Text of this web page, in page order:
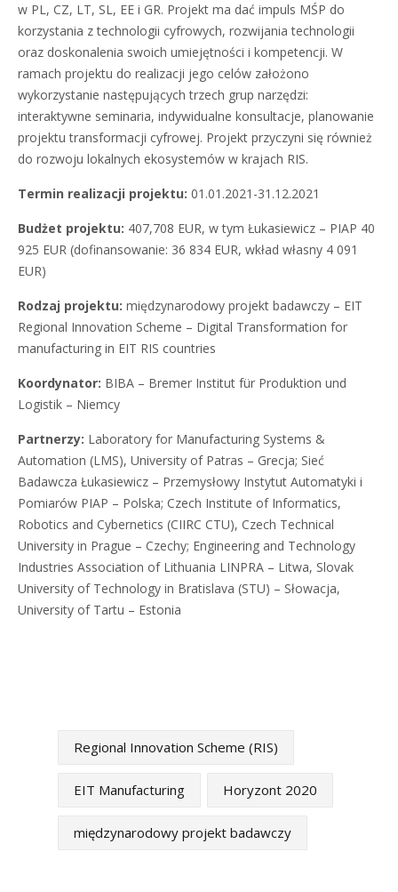
w PL, CZ, LT, SL, EE i GR. Projekt ma dać impuls MŚP do
korzystania z technologii cyfrowych, rozwijania technologii
oraz doskonalenia swoich umiejętności i kompetencji. W
ramach projektu do realizacji jego celów założono
wykorzystanie następujących trzech grup narzędzi:
interaktywne seminaria, indywidualne konsultacje, planowanie
projektu transformacji cyfrowej. Projekt przyczyni się również
do rozwoju lokalnych ekosystemów w krajach RIS.
Termin realizacji projektu: 01.01.2021-31.12.2021
Budżet projektu: 407,708 EUR, w tym Łukasiewicz – PIAP 40
925 EUR (dofinansowanie: 36 834 EUR, wkład własny 4 091
EUR)
Rodzaj projektu: międzynarodowy projekt badawczy – EIT
Regional Innovation Scheme – Digital Transformation for
manufacturing in EIT RIS countries
Koordynator: BIBA – Bremer Institut für Produktion und
Logistik – Niemcy
Partnerzy: Laboratory for Manufacturing Systems &
Automation (LMS), University of Patras – Grecja; Sieć
Badawcza Łukasiewicz – Przemysłowy Instytut Automatyki i
Pomiarów PIAP – Polska; Czech Institute of Informatics,
Robotics and Cybernetics (CIIRC CTU), Czech Technical
University in Prague – Czechy; Engineering and Technology
Industries Association of Lithuania LINPRA – Litwa, Slovak
University of Technology in Bratislava (STU) – Słowacja,
University of Tartu – Estonia
Regional Innovation Scheme (RIS)
EIT Manufacturing Horyzont 2020
międzynarodowy projekt badawczy